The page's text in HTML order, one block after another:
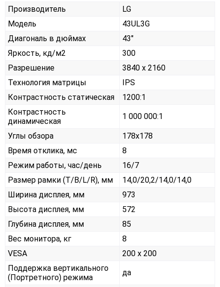
Производитель
LG
Модель
43UL3G
Диагональ в дюймах
43"
Яркость, кд/м2
300
Разрешение
3840 x 2160
Технология матрицы
IPS
Контрастность статическая
1200:1
Контрастность
динамическая
1 000 000:1
Углы обзора
178x178
Время отклика, мс
8
Режим работы, час/день
16/7
Размер рамки (T/B/L/R), мм
14,0/20,2/14,0/14,0
Ширина дисплея, мм
973
Высота дисплея, мм
572
Глубина дисплея, мм
85
Вес монитора, кг
8
VESA
200 x 200
Поддержка вертикального
(Портретного) режима
да